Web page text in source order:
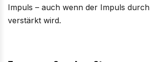
Impuls – auch wenn der Impuls
verstärkt wird.